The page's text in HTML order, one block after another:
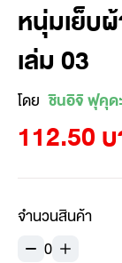
หนุ่มเย็บ
เล่ม 03
โดย ชินอิจิ ฟุคุด
112.50
จำนวนสินค้า
0